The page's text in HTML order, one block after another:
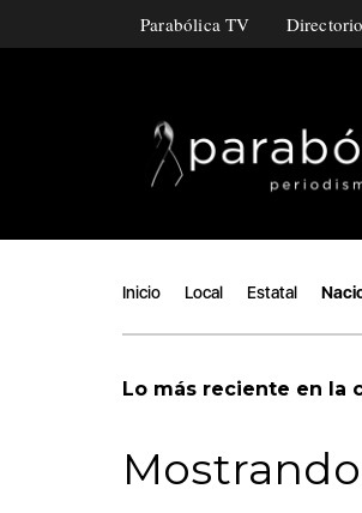
Parabólica TV Directorio
Inicio Local Estatal
Lo más reciente en la